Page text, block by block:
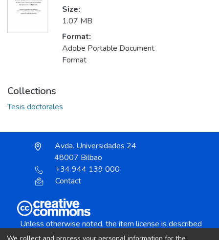
Size:
1.07 MB
Format:
Adobe Portable Document
Format
Collections
Tesis doctorales
Avda. Universidades 24
48007 Bilbao
+34 944 139 000
Contact
Unless otherwise noted, the item license is described